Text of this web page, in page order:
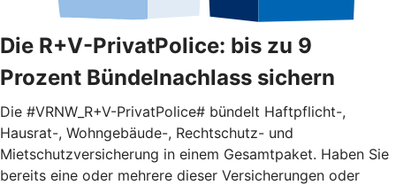
Die R+V-PrivatPolice: bis zu 9
Prozent Bündelnachlass sichern
Die #VRNW_R+V-PrivatPolice# bündelt Haftpflicht-,
Hausrat-, Wohngebäude-, Rechtschutz- und
Mietschutzversicherung in einem Gesamtpaket. Haben Sie
bereits eine oder mehrere dieser Versicherungen oder